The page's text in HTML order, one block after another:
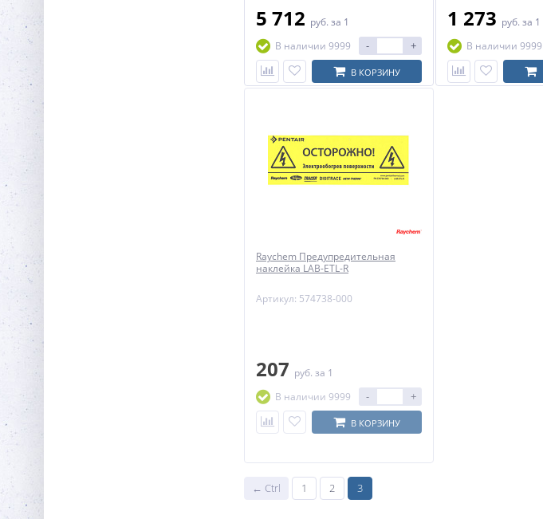
5 712 руб. за 1
В наличии 9999
- +
В КОРЗИНУ
1 273 руб. за 1
В наличии 9999
Raychem Предупредительная
наклейка LAB-ETL-R
Артикул: 574738-000
207 руб. за 1
В наличии 9999
- +
В КОРЗИНУ
← Ctrl 1 2 3